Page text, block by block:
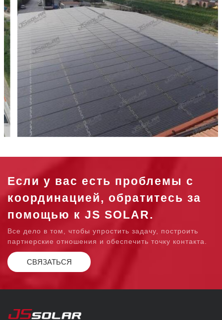
Если у вас есть проблемы с
координацией, обратитесь за
помощью к JS SOLAR.
Все дело в том, чтобы упростить задачу, построить
партнерские отношения и обеспечить точку контакта.
СВЯЗАТЬСЯ